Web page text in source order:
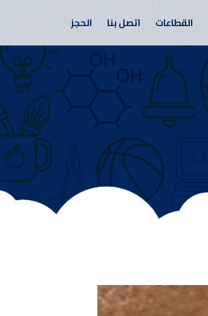
القطاعات اتصل بنا الحجز